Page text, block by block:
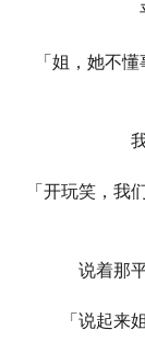
「姐，她不
「开玩笑，我
说着那
「说起来